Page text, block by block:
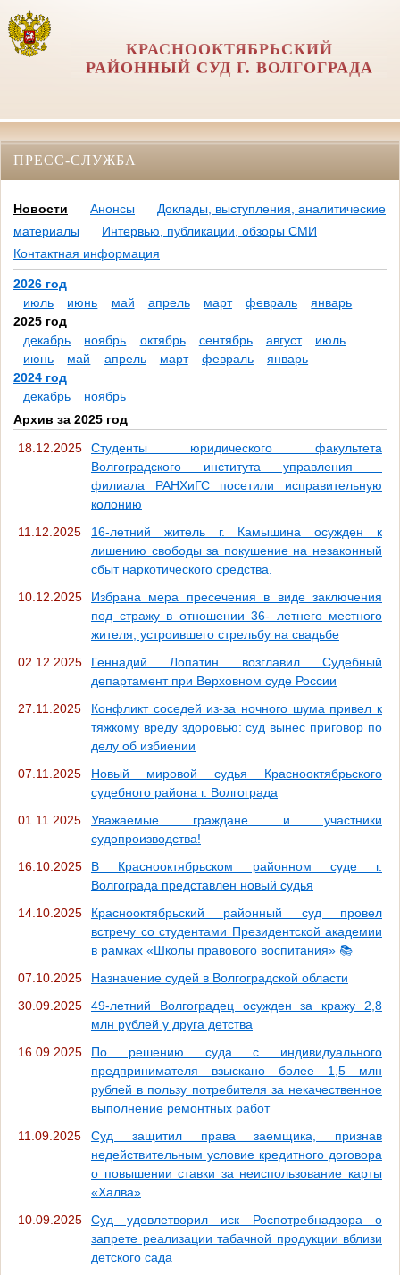
КРАСНООКТЯБРЬСКИЙ
РАЙОННЫЙ СУД Г. ВОЛГОГРАДА
ПРЕСС-СЛУЖБА
Новости Анонсы
Доклады, выступления, аналитические
материалы
Интервью, публикации, обзоры СМИ
Контактная информация
2026 год
июль
июнь май апрель март февраль
январь
2025 год
декабрь
ноябрь октябрь сентябрь август
июль
июнь
май апрель март февраль
январь
2024 год
декабрь
ноябрь
Архив за 2025 год
18.12.2025
Студенты юридического факультета
Волгоградского института управления –
филиала РАНХиГС посетили исправительную
колонию
11.12.2025
16-летний житель г. Камышина осужден к
лишению свободы за покушение на незаконный
сбыт наркотического средства.
10.12.2025
Избрана мера пресечения в виде заключения
под стражу в отношении 36- летнего местного
жителя, устроившего стрельбу на свадьбе
02.12.2025
Геннадий Лопатин возглавил Судебный
департамент при Верховном суде России
27.11.2025
Конфликт соседей из-за ночного шума привел к
тяжкому вреду здоровью: суд вынес приговор по
делу об избиении
07.11.2025
Новый мировой судья Краснооктябрьского
судебного района г. Волгограда
01.11.2025
Уважаемые граждане и участники
судопроизводства!
16.10.2025
В Краснооктябрьском районном суде г.
Волгограда представлен новый судья
14.10.2025
Краснооктябрьский районный суд провел
встречу со студентами Президентской академии
в рамках «Школы правового воспитания» 📚
07.10.2025
Назначение судей в Волгоградской области
30.09.2025
49-летний Волгоградец осужден за кражу 2,8
млн рублей у друга детства
16.09.2025
По решению суда с индивидуального
предпринимателя взыскано более 1,5 млн
рублей в пользу потребителя за некачественное
выполнение ремонтных работ
11.09.2025
Суд защитил права заемщика, признав
недействительным условие кредитного договора
о повышении ставки за неиспользование карты
«Халва»
10.09.2025
Суд удовлетворил иск Роспотребнадзора о
запрете реализации табачной продукции вблизи
детского сада